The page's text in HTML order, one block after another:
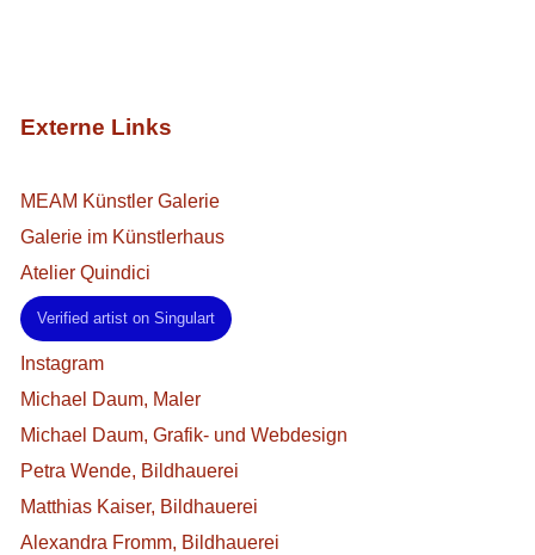
Externe Links
MEAM Künstler Galerie
Galerie im Künstlerhaus
Atelier Quindici
Verified artist on Singulart
Instagram
Michael Daum, Maler
Michael Daum, Grafik- und Webdesign
Petra Wende, Bildhauerei
Matthias Kaiser, Bildhauerei
Alexandra Fromm, Bildhauerei